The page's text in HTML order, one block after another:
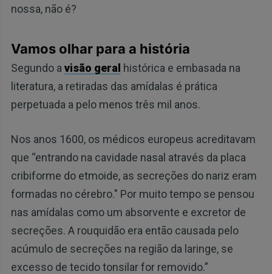
nossa, não é?
Vamos olhar para a história
Segundo a visão geral histórica e embasada na
literatura, a retiradas das amídalas é prática
perpetuada a pelo menos três mil anos.
Nos anos 1600, os médicos europeus acreditavam
que “entrando na cavidade nasal através da placa
cribiforme do etmoide, as secreções do nariz eram
formadas no cérebro." Por muito tempo se pensou
nas amídalas como um absorvente e excretor de
secreções. A rouquidão era então causada pelo
acúmulo de secreções na região da laringe, se
excesso de tecido tonsilar for removido.”